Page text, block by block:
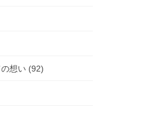
想い (92)